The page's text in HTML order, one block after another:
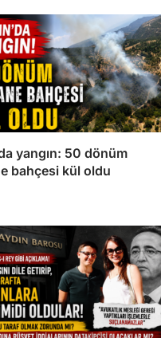
yangın: 50 dönüm
bahçesi kül oldu